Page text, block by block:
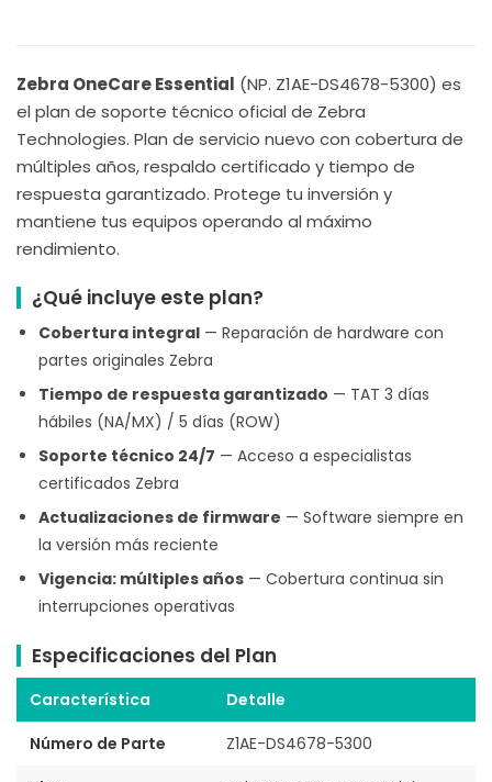
Zebra OneCare Essential (NP. Z1AE-DS4678-5300) es
el plan de soporte técnico oficial de Zebra
Technologies. Plan de servicio nuevo con cobertura de
múltiples años, respaldo certificado y tiempo de
respuesta garantizado. Protege tu inversión y
mantiene tus equipos operando al máximo
rendimiento.
¿Qué incluye este plan?
Cobertura integral — Reparación de hardware con
partes originales Zebra
Tiempo de respuesta garantizado — TAT 3 días
hábiles (NA/MX) / 5 días (ROW)
Soporte técnico 24/7 — Acceso a especialistas
certificados Zebra
Actualizaciones de firmware — Software siempre en
la versión más reciente
Vigencia: múltiples años — Cobertura continua sin
interrupciones operativas
Especificaciones del Plan
Característica
Detalle
Número de Parte
Z1AE-DS4678-5300